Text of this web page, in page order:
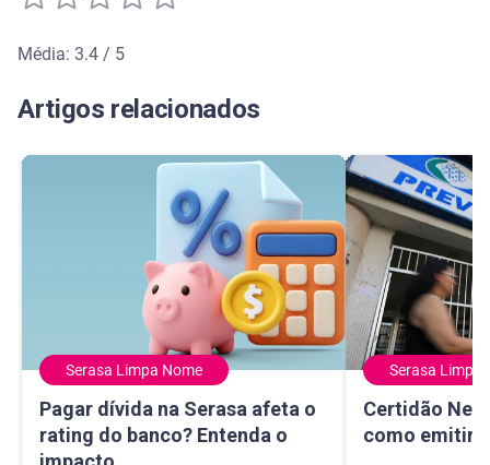
Média: 3.4 / 5
Artigos relacionados
Serasa Limpa Nome
Pagar dívida na Serasa afeta o
rating do banco? Entenda o
Pagar dívida na Serasa afeta o rating do banco? Entenda
Serasa Limpa
Certidão
como emitir
Certidão